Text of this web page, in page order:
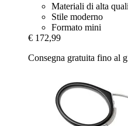
Materiali di alta
Stile moderno
Formato mini
€ 172,99
Consegna gratuita fino al